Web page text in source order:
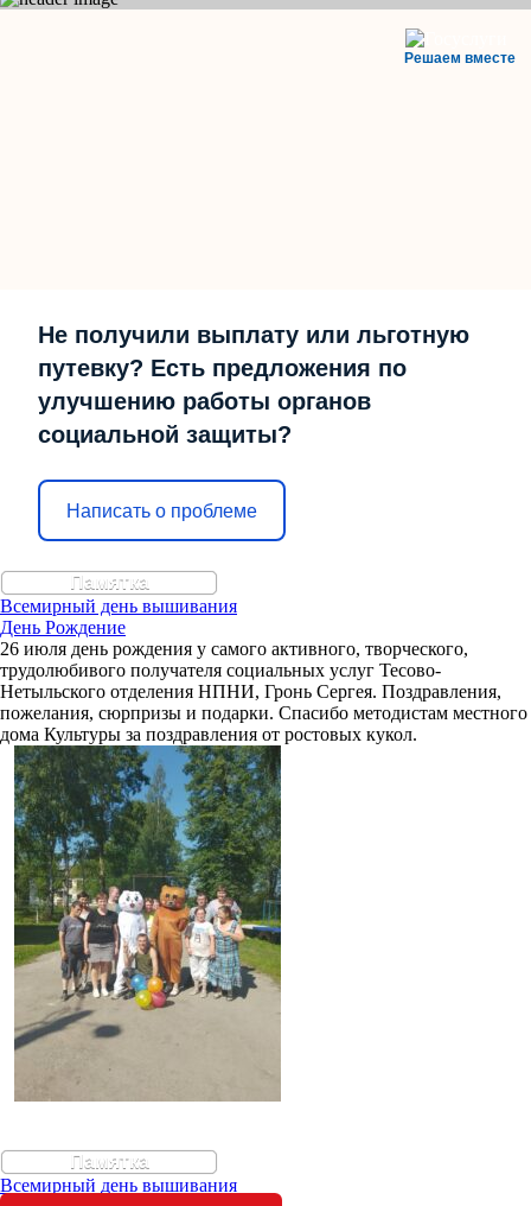
Решаем вместе
Не получили выплату или льготную
путевку? Есть предложения по
улучшению работы органов
социальной защиты?
Написать о проблеме
Памятка
Всемирный день вышивания
День Рождение
26 июля день рождения у самого активного, творческого,
трудолюбивого получателя социальных услуг Тесово-
Нетыльского отделения НПНИ, Гронь Сергея. Поздравления,
пожелания, сюрпризы и подарки. Спасибо методистам местного
дома Культуры за поздравления от ростовых кукол.
Памятка
Всемирный день вышивания